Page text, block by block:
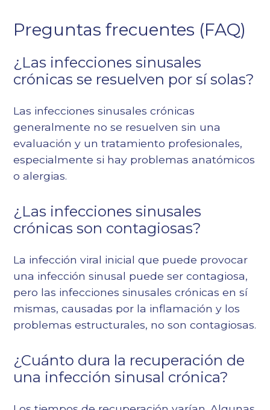
Preguntas frecuentes (FAQ)
¿Las infecciones sinusales
crónicas se resuelven por sí solas?
Las infecciones sinusales crónicas
generalmente no se resuelven sin una
evaluación y un tratamiento profesionales,
especialmente si hay problemas anatómicos
o alergias.
¿Las infecciones sinusales
crónicas son contagiosas?
La infección viral inicial que puede provocar
una infección sinusal puede ser contagiosa,
pero las infecciones sinusales crónicas en sí
mismas, causadas por la inflamación y los
problemas estructurales, no son contagiosas.
¿Cuánto dura la recuperación de
una infección sinusal crónica?